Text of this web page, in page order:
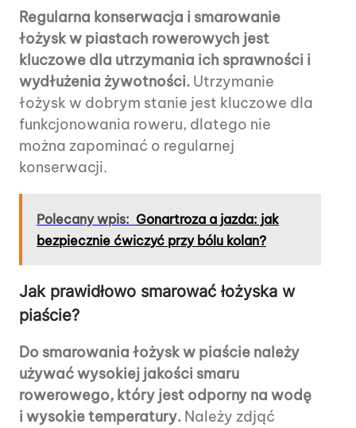
Regularna konserwacja i smarowanie
łożysk w piastach rowerowych jest
kluczowe dla utrzymania ich sprawności i
wydłużenia żywotności. Utrzymanie
łożysk w dobrym stanie jest kluczowe dla
funkcjonowania roweru, dlatego nie
można zapominać o regularnej
konserwacji.
Polecany wpis: Gonartroza a jazda: jak
bezpiecznie ćwiczyć przy bólu kolan?
Jak prawidłowo smarować łożyska w
piaście?
Do smarowania łożysk w piaście należy
używać wysokiej jakości smaru
rowerowego, który jest odporny na wodę
i wysokie temperatury. Należy zdjąć